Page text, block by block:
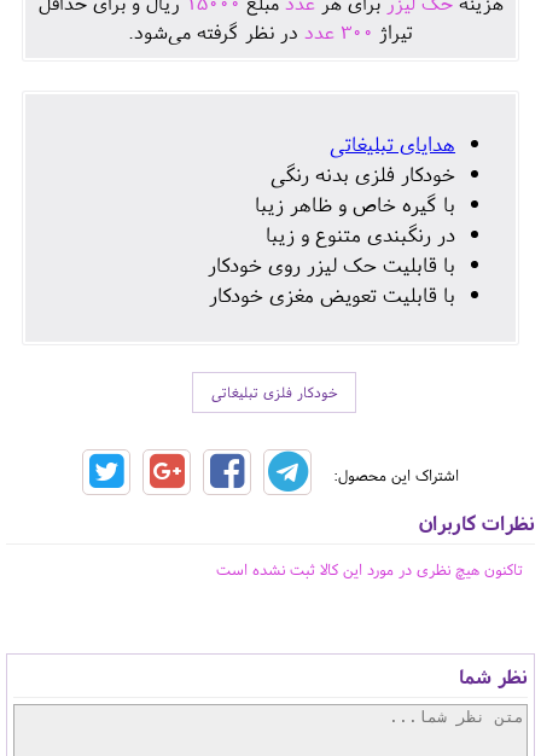
تيراژ 300 عدد در نظر گرفته می‌شود.
هدایای تبلیغاتی
خودکار فلزی بدنه رنگی
با گیره خاص و ظاهر زیبا
در رنگبندی متنوع و زیبا
با قابلیت حک لیزر روی خودکار
با قابلیت تعویض مغزی خودکار
خودکار فلزی تبلیغاتی
اشتراک این محصول:
نظرات کاربران
تاکنون هیچ نظری در مورد این کالا ثبت نشده است
نظر شما